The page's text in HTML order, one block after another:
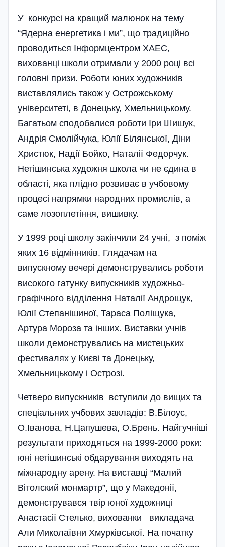
У конкурсі на кращий малюнок на тему
“Ядерна енергетика і ми”, що традиційно
проводиться Інформцентром ХАЕС,
вихованці школи отримали у 2000 році всі
головні призи. Роботи юних художників
виставлялись також у Острожському
університеті, в Донецьку, Хмельницькому.
Багатьом сподобалися роботи Іри Шишук,
Андрія Смолійчука, Юлії Білянської, Діни
Христюк, Надії Бойко, Наталії Федорчук.
Нетішинська художня школа чи не єдина в
області, яка плідно розвиває в учбовому
процесі напрямки народних промислів, а
саме лозоплетіння, вишивку.
У 1999 році школу закінчили 24 учні, з поміж
яких 16 відмінників. Глядачам на
випускному вечері демонструвались роботи
високого гатунку випускників художньо-
графічного відділення Наталії Андрощук,
Юлії Степанішиної, Тараса Поліщука,
Артура Мороза та інших. Виставки учнів
школи демонструвались на мистецьких
фестивалях у Києві та Донецьку,
Хмельницькому і Острозі.
Четверо випускників вступили до вищих та
спеціальних учбових закладів: В.Білоус,
О.Іванова, Н.Цапушева, О.Брень. Найгучніші
результати приходяться на 1999-2000 роки:
юні нетішинські обдарування виходять на
міжнародну арену. На виставці “Малий
Вітолский монмартр”, що у Македонії,
демонструвався твір юної художниці
Анастасії Стелько, вихованки викладача
Али Миколаївни Хмурківської. На початку